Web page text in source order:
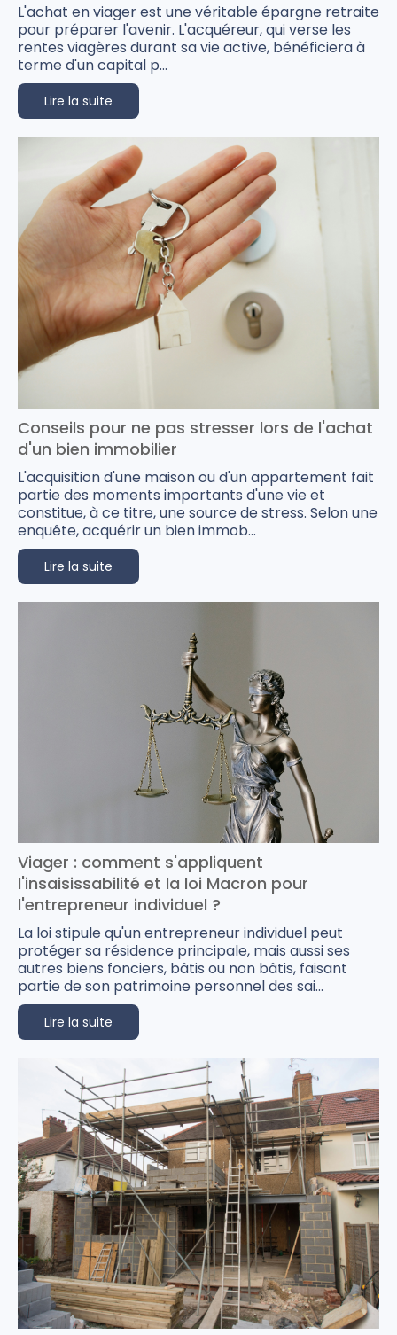
L'achat en viager est une véritable épargne retraite
pour préparer l'avenir. L'acquéreur, qui verse les
rentes viagères durant sa vie active, bénéficiera à
terme d'un capital p...
Lire la suite
Conseils pour ne pas stresser lors de l'achat
d'un bien immobilier
L'acquisition d'une maison ou d'un appartement fait
partie des moments importants d'une vie et
constitue, à ce titre, une source de stress. Selon une
enquête, acquérir un bien immob...
Lire la suite
Viager : comment s'appliquent
l'insaisissabilité et la loi Macron pour
l'entrepreneur individuel ?
La loi stipule qu'un entrepreneur individuel peut
protéger sa résidence principale, mais aussi ses
autres biens fonciers, bâtis ou non bâtis, faisant
partie de son patrimoine personnel des sai...
Lire la suite